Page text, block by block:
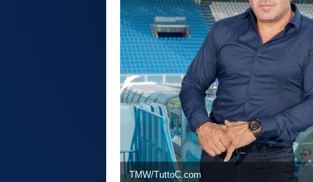
TMW/TuttoC.com